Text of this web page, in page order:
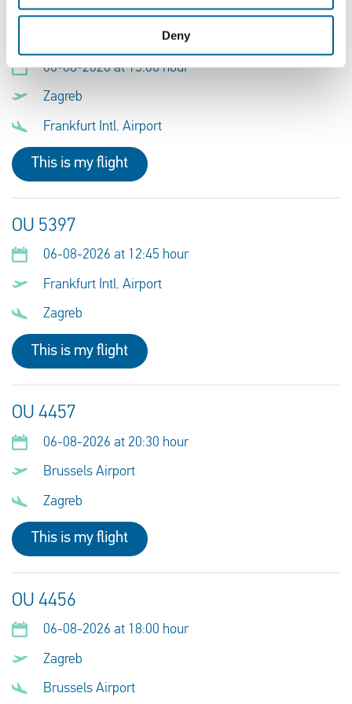
Deny
06-08-2026 at 15:00 hour
Zagreb
Frankfurt Intl. Airport
This is my flight
OU 5397
06-08-2026 at 12:45 hour
Frankfurt Intl. Airport
Zagreb
This is my flight
OU 4457
06-08-2026 at 20:30 hour
Brussels Airport
Zagreb
This is my flight
OU 4456
06-08-2026 at 18:00 hour
Zagreb
Brussels Airport